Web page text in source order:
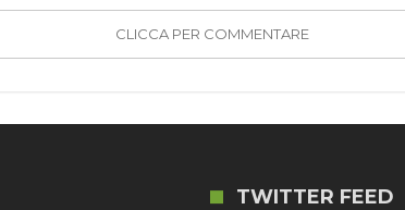
CLICCA PER COMMENTARE
TWITTER FEED